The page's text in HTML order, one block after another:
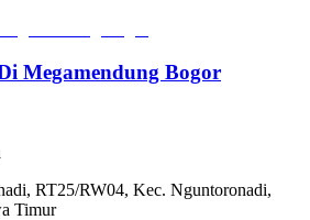
Megamendung Bogor
RT25/RW04, Kec. Nguntoronadi,
Timur